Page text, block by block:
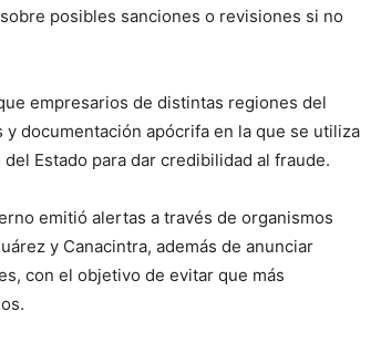
posibles sanciones o revisiones si no
empresarios de distintas regiones del
documentación apócrifa en la que se utiliza
Estado para dar credibilidad al fraude.
emitió alertas a través de organismos
y Canacintra, además de anunciar
con el objetivo de evitar que más